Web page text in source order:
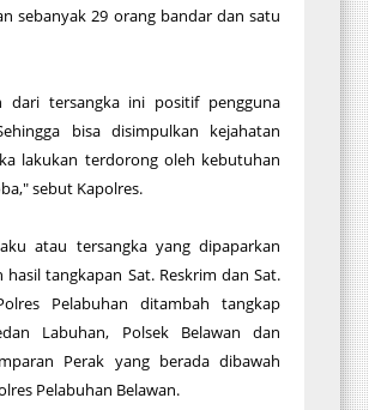
sebanyak 29 orang bandar dan satu
dari tersangka ini positif pengguna
bisa disimpulkan kejahatan
lakukan terdorong oleh kebutuhan
sebut Kapolres.
atau tersangka yang dipaparkan
hasil tangkapan Sat. Reskrim dan Sat.
Pelabuhan ditambah tangkap
Labuhan, Polsek Belawan dan
Perak yang berada dibawah
Pelabuhan Belawan.